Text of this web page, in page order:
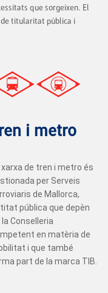
que sorgeixen. El
titularitat pública i
i metro
xarxa de tren i metro és
per Serveis
de Mallorca,
pública que depèn
la Conselleria
en matèria de
i que també
part de la marca TIB.